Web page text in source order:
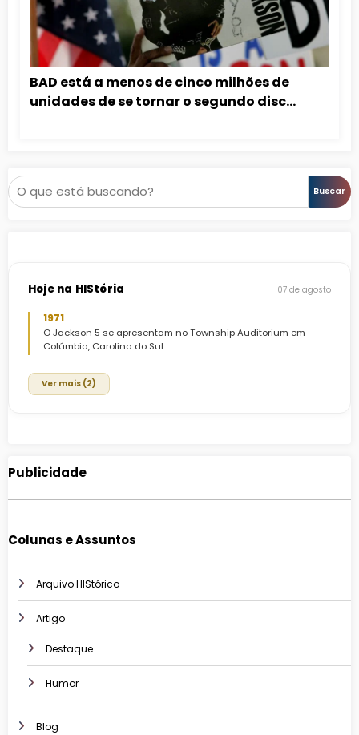
BAD está a menos de cinco milhões de
unidades de se tornar o segundo disco
mais vendido da história
Pesquisar Buscar
Hoje na HIStória 07 de agosto
1971
O Jackson 5 se apresentam no Township Auditorium em
Colúmbia, Carolina do Sul.
Ver mais (2)
Publicidade
Colunas e Assuntos
Arquivo HIStórico
Artigo
Destaque
Humor
Blog